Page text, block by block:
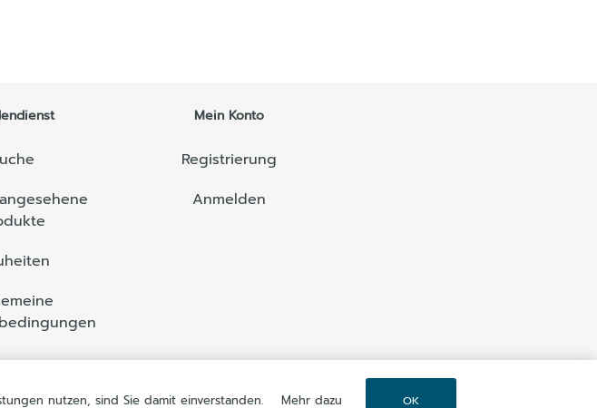
Mein Konto
Registrierung
Anmelden
nutzen, sind Sie damit einverstanden. Mehr dazu OK